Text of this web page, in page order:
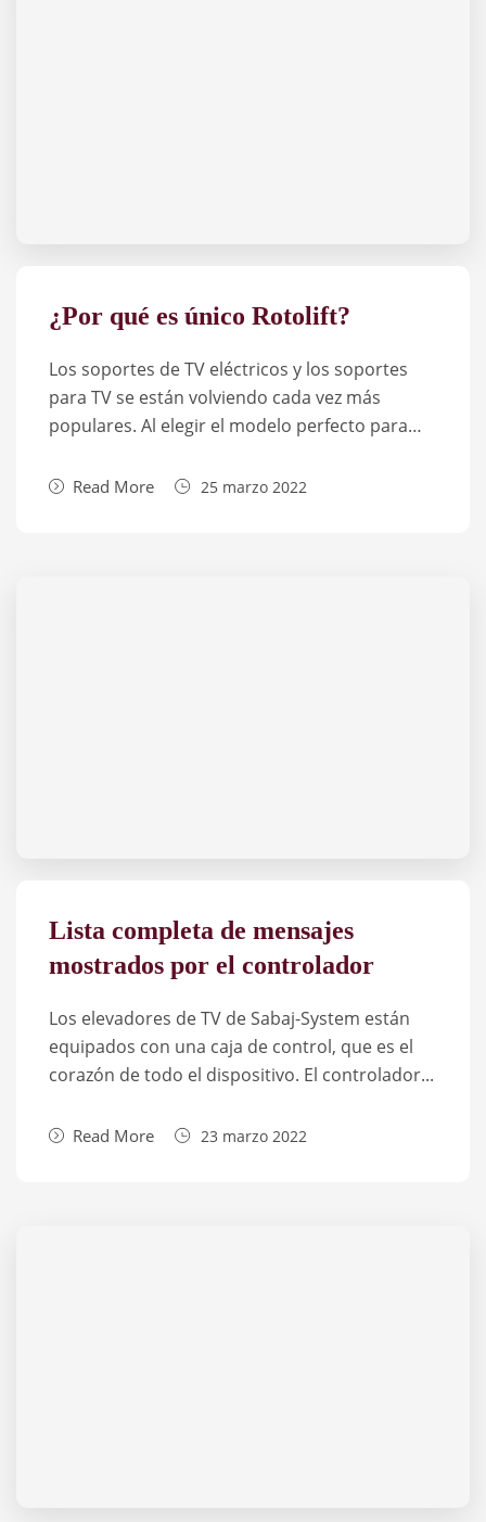
¿Por qué es único Rotolift?
Los soportes de TV eléctricos y los soportes
para TV se están volviendo cada vez más
populares. Al elegir el modelo perfecto para…
Read More 25 marzo 2022
Lista completa de mensajes
mostrados por el controlador
Los elevadores de TV de Sabaj-System están
equipados con una caja de control, que es el
corazón de todo el dispositivo. El controlador...
Read More 23 marzo 2022